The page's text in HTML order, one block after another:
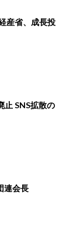
産省、成長投
止 SNS拡散の
連会長